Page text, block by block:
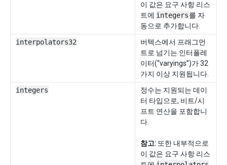
이 값은 요구 사항 리스
트에 integers를 자
동으로 추가합니다.
interpolators32
버텍스에서 프래그먼
트로 넘기는 인터폴레
이터(“varyings”)가 32
가지 이상 지원됩니다.
integers
정수는 지원되는 데이
터 타입으로, 비트/시
프트 연산을 포함합니
다.
참고: 또한 내부적으로
이 값은 요구 사항 리스